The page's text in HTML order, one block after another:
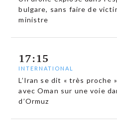
bulgare, sans faire de
ministre
17:15
INTERNATIONAL
L’Iran se dit « très proche
avec Oman sur une voie
d’Ormuz